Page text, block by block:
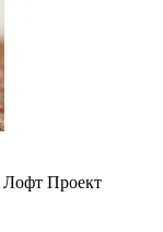
Лофт Проект